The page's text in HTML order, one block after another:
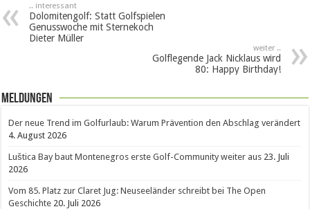
.. interessant
Dolomitengolf: Statt Golfspielen
Genusswoche mit Sternekoch
Dieter Müller
weiter ..
Golflegende Jack Nicklaus wird
80: Happy Birthday!
Meldungen
Der neue Trend im Golfurlaub: Warum Prävention den Abschlag verändert
4. August 2026
Luštica Bay baut Montenegros erste Golf-Community weiter aus 23. Juli
2026
Vom 85. Platz zur Claret Jug: Neuseeländer schreibt bei The Open
Geschichte 20. Juli 2026